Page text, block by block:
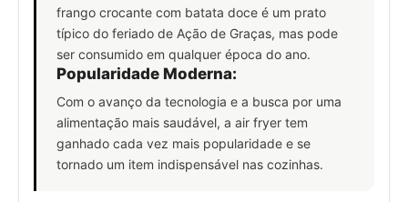
frango crocante com batata doce é um prato
típico do feriado de Ação de Graças, mas pode
ser consumido em qualquer época do ano.
Popularidade Moderna:
Com o avanço da tecnologia e a busca por uma
alimentação mais saudável, a air fryer tem
ganhado cada vez mais popularidade e se
tornado um item indispensável nas cozinhas.